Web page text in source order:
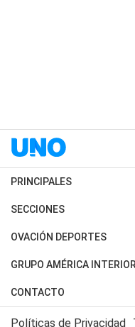
PRINCIPALES
Últimas Noticias
Política
Judiciales
Economia
SECCIONES
Horóscopo
Motores
Trucos caseros
OVACIÓN DEPORTES
Fútbol
Mundial
Automovilismo
GRUPO AMÉRICA INTERIOR
Canal 7 en Vivo
CONTACTO
Acerca de Nosotros
Políticas de Privacidad